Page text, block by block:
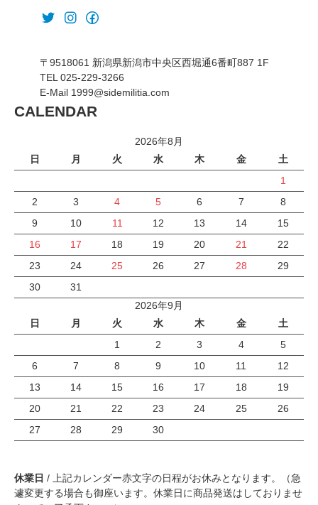
〒9518061 新潟県新潟市中央区西堀通6番町887 1F
TEL 025-229-3266
E-Mail 1999@sidemilitia.com
CALENDAR
2026年8月
日
月 火 水 木 金
土
1
2
3 4 5 6 7
8
9
10 11 12 13 14
15
16
17 18 19 20 21
22
23
24 25 26 27 28
29
30
31
2026年9月
日
月 火 水 木 金
土
1
2 3 4
5
6
7 8 9 10 11
12
13
14 15 16 17 18
19
20
21 22 23 24 25
26
27
28 29 30
休業日 / 上記カレンダー赤文字の日程がお休みとなります。（急
遽変更する場合も御座います。休業日に商品発送はしておりませ